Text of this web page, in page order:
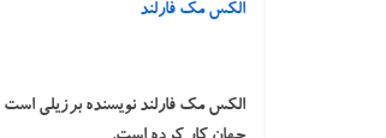
الکس مک فارلند
الکس مک فارلند نویسنده برزیلی